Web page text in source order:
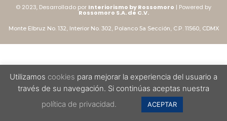
© 2023, Desarrollado por Interiorismo by Rossomoro | Powered by
Rossomoro S.A. de C.V.
Monte Elbruz No. 132, Interior No. 302, Polanco 5a Sección, C.P. 11560, CDMX
Utilizamos cookies para mejorar la experiencia del usuario a
través de su navegación. Si continúas aceptas nuestra
política de privacidad.
ACEPTAR